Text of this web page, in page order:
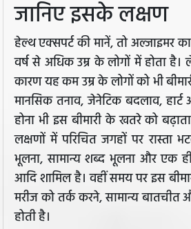
जानिए इसके लक्षण
हेल्थ एक्सपर्ट की मानें, तो अल्जाइमर
वर्ष से अधिक उम्र के लोगों में होता है।
कारण यह कम उम्र के लोगों को भी
मानसिक तनाव, जेनेटिक बदलाव,
होना भी इस बीमारी के खतरे को
लक्षणों में परिचित जगहों पर रास्ता
भूलना, सामान्य शब्द भूलना और एक
आदि शामिल है। वहीं समय पर इस
मरीज को तर्क करने, सामान्य बातचीत
होती है।